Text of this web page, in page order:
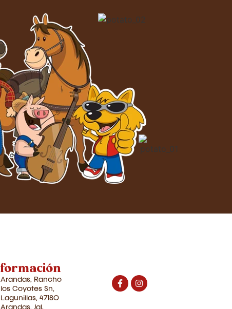
Arandas, Rancho
los Coyotes Sn,
Lagunillas, 47180
Arandas, Jal.